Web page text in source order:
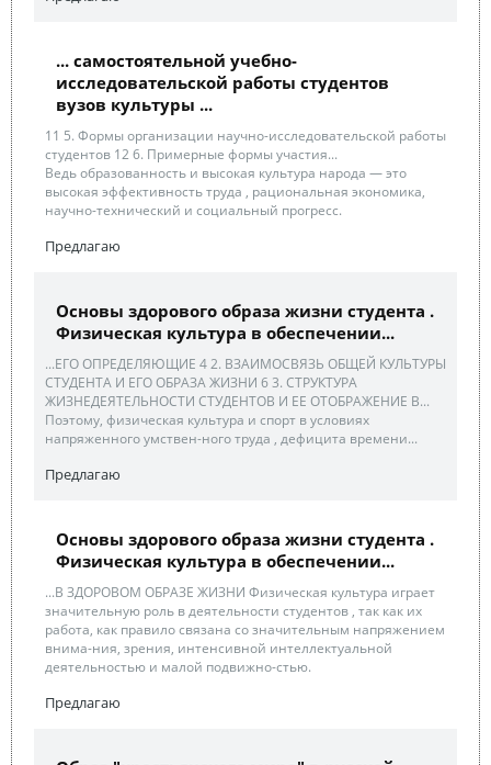
... самостоятельной учебно-
исследовательской работы студентов
вузов культуры ...
11 5. Формы организации научно-исследовательской работы
студентов 12 6. Примерные формы участия...
Ведь образованность и высокая культура народа — это
высокая эффективность труда , рациональная экономика,
научно-технический и социальный прогресс.
Предлагаю
Основы здорового образа жизни студента .
Физическая культура в обеспечении...
...ЕГО ОПРЕДЕЛЯЮЩИЕ 4 2. ВЗАИМОСВЯЗЬ ОБЩЕЙ КУЛЬТУРЫ
СТУДЕНТА И ЕГО ОБРАЗА ЖИЗНИ 6 3. СТРУКТУРА
ЖИЗНЕДЕЯТЕЛЬНОСТИ СТУДЕНТОВ И ЕЕ ОТОБРАЖЕНИЕ В...
Поэтому, физическая культура и спорт в условиях
напряженного умствен-ного труда , дефицита времени...
Предлагаю
Основы здорового образа жизни студента .
Физическая культура в обеспечении...
...В ЗДОРОВОМ ОБРАЗЕ ЖИЗНИ Физическая культура играет
значительную роль в деятельности студентов , так как их
работа, как правило связана со значительным напряжением
внима-ния, зрения, интенсивной интеллектуальной
деятельностью и малой подвижно-стью.
Предлагаю